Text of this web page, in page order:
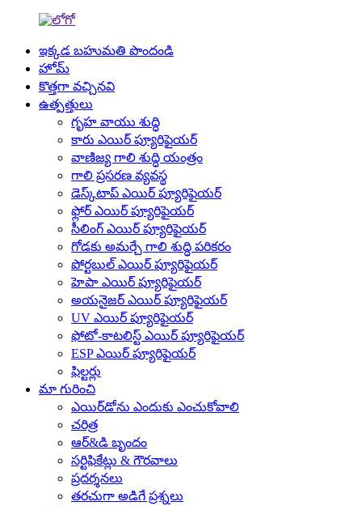
ఇక్కడ బహుమతి పొందండి
హోమ్
కొత్తగా వచ్చినవి
ఉత్పత్తులు
గృహ వాయు శుద్ధి
కారు ఎయిర్ ప్యూరిఫైయర్
వాణిజ్య గాలి శుద్ధి యంత్రం
గాలి ప్రసరణ వ్యవస్థ
డెస్క్‌టాప్ ఎయిర్ ప్యూరిఫైయర్
ఫ్లోర్ ఎయిర్ ప్యూరిఫైయర్
సీలింగ్ ఎయిర్ ప్యూరిఫైయర్
గోడకు అమర్చే గాలి శుద్ధి పరికరం
పోర్టబుల్ ఎయిర్ ప్యూరిఫైయర్
హెపా ఎయిర్ ప్యూరిఫైయర్
అయనైజర్ ఎయిర్ ప్యూరిఫైయర్
UV ఎయిర్ ప్యూరిఫైయర్
ఫోటో-కాటలిస్ట్ ఎయిర్ ప్యూరిఫైయర్
ESP ఎయిర్ ప్యూరిఫైయర్
ఫిల్టర్లు
మా గురించి
ఎయిర్‌డోను ఎందుకు ఎంచుకోవాలి
చరిత్ర
ఆర్&డి బృందం
సర్టిఫికేట్లు & గౌరవాలు
ప్రదర్శనలు
తరచుగా అడిగే ప్రశ్నలు